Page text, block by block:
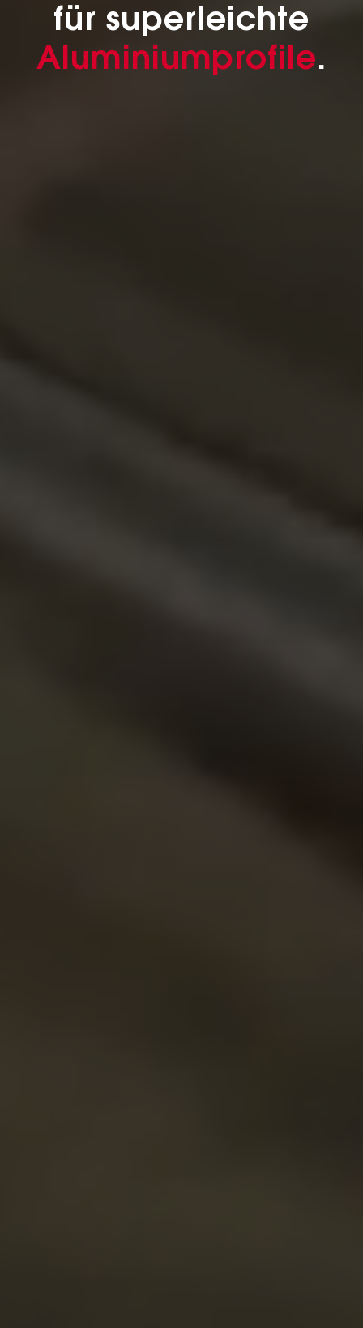
für superleichte
Aluminiumprofile.